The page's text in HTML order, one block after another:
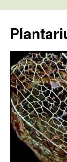
tartalomba